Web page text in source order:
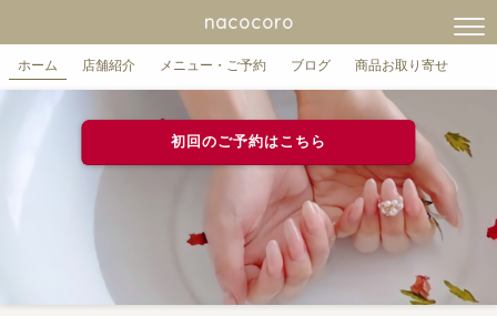
nacocoro
ホーム 店舗紹介 メニュー・ご予約 ブログ 商品お取り寄せ
初回のご予約はこちら